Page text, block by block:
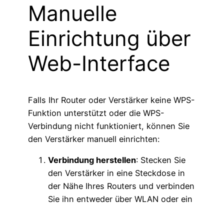
Manuelle
Einrichtung über
Web-Interface
Falls Ihr Router oder Verstärker keine WPS-
Funktion unterstützt oder die WPS-
Verbindung nicht funktioniert, können Sie
den Verstärker manuell einrichten:
Verbindung herstellen: Stecken Sie
den Verstärker in eine Steckdose in
der Nähe Ihres Routers und verbinden
Sie ihn entweder über WLAN oder ein